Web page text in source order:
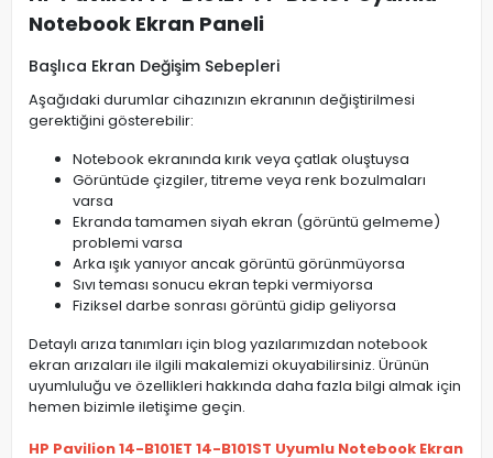
Notebook Ekran Paneli
Başlıca Ekran Değişim Sebepleri
Aşağıdaki durumlar cihazınızın ekranının değiştirilmesi
gerektiğini gösterebilir:
Notebook ekranında kırık veya çatlak oluştuysa
Görüntüde çizgiler, titreme veya renk bozulmaları
varsa
Ekranda tamamen siyah ekran (görüntü gelmeme)
problemi varsa
Arka ışık yanıyor ancak görüntü görünmüyorsa
Sıvı teması sonucu ekran tepki vermiyorsa
Fiziksel darbe sonrası görüntü gidip geliyorsa
Detaylı arıza tanımları için blog yazılarımızdan notebook
ekran arızaları ile ilgili makalemizi okuyabilirsiniz. Ürünün
uyumluluğu ve özellikleri hakkında daha fazla bilgi almak için
hemen bizimle iletişime geçin.
HP Pavilion 14-B101ET 14-B101ST Uyumlu Notebook Ekran